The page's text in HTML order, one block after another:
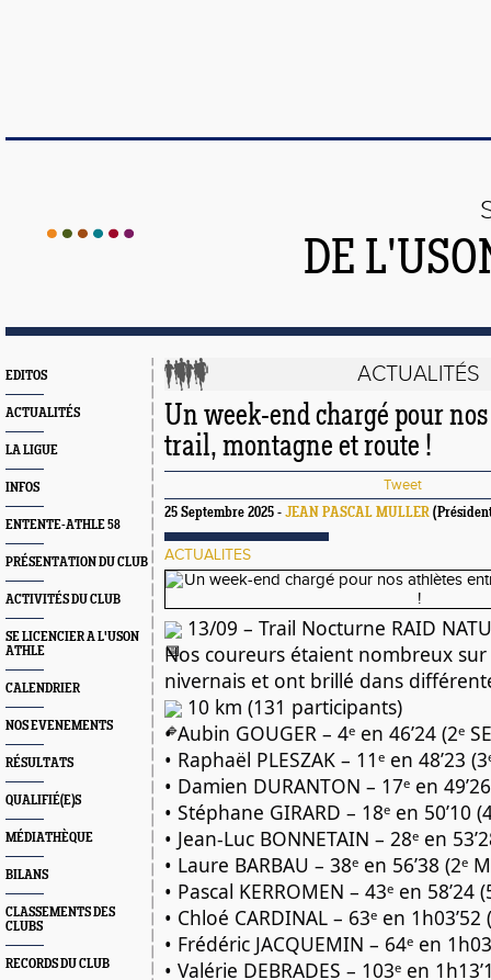
DE
EDITOS
ACTUALITÉS
LA LIGUE
INFOS
ENTENTE-ATHLE 58
PRÉSENTATION DU CLUB
ACTIVITÉS DU CLUB
SE LICENCIER A L'USON
ATHLE
CALENDRIER
NOS EVENEMENTS
RÉSULTATS
QUALIFIÉ(E)S
MÉDIATHÈQUE
BILANS
CLASSEMENTS DES
CLUBS
RECORDS DU CLUB
ACTUALITÉS
Un week-end chargé pour
trail, montagne et route !
Tweet
25 Septembre 2025 - JEAN PASCAL MULLER
ACTUALITES
13/09 – Trail Nocturne RAID
Nos coureurs étaient nombreux sur
nivernais et ont brillé dans
10 km (131 participants)
• Aubin GOUGER – 4ᵉ en 46’24 (2ᵉ
• Raphaël PLESZAK – 11ᵉ en 48’23
• Damien DURANTON – 17ᵉ en
• Stéphane GIRARD – 18ᵉ en 50’10
• Jean-Luc BONNETAIN – 28ᵉ en
• Laure BARBAU – 38ᵉ en 56’38 (2ᵉ
• Pascal KERROMEN – 43ᵉ en 58’24
• Chloé CARDINAL – 63ᵉ en 1h03’52
• Frédéric JACQUEMIN – 64ᵉ en
• Valérie DEBRADES – 103ᵉ en